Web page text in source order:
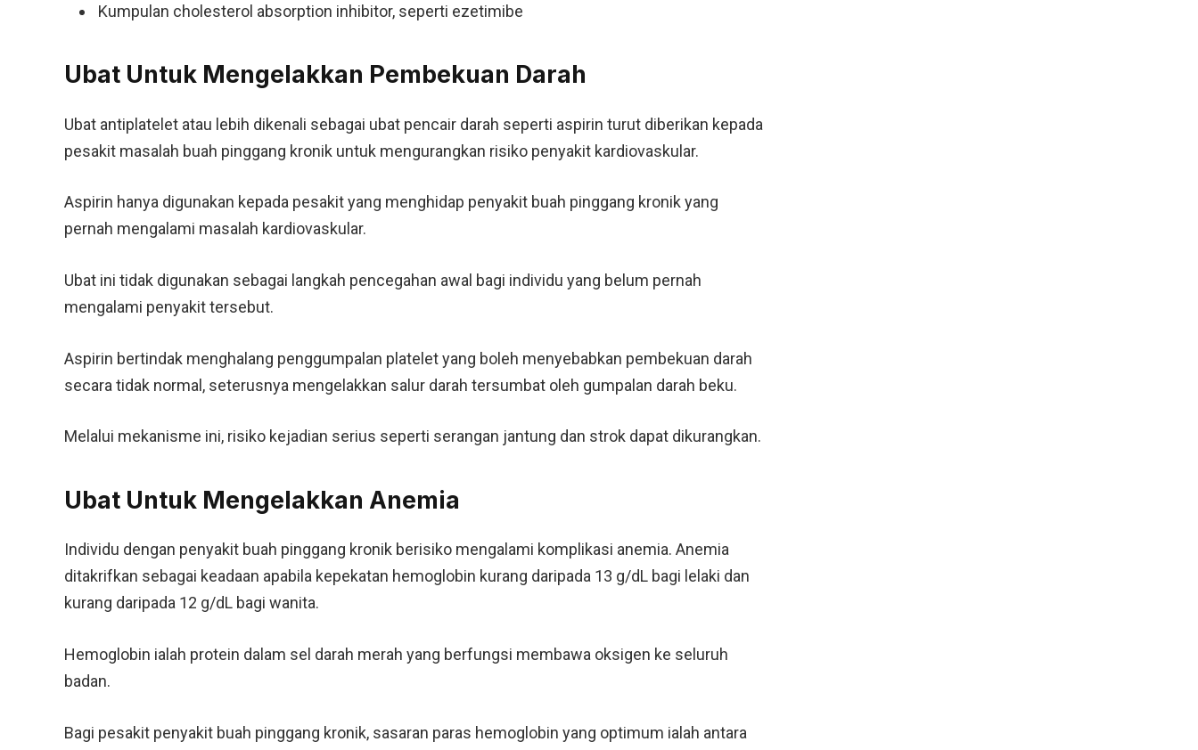
Kumpulan cholesterol absorption inhibitor, seperti ezetimibe
Ubat Untuk Mengelakkan Pembekuan Darah
Ubat antiplatelet atau lebih dikenali sebagai ubat pencair darah seperti aspirin turut diberikan kepada
pesakit masalah buah pinggang kronik untuk mengurangkan risiko penyakit kardiovaskular.
Aspirin hanya digunakan kepada pesakit yang menghidap penyakit buah pinggang kronik yang
pernah mengalami masalah kardiovaskular.
Ubat ini tidak digunakan sebagai langkah pencegahan awal bagi individu yang belum pernah
mengalami penyakit tersebut.
Aspirin bertindak menghalang penggumpalan platelet yang boleh menyebabkan pembekuan darah
secara tidak normal, seterusnya mengelakkan salur darah tersumbat oleh gumpalan darah beku.
Melalui mekanisme ini, risiko kejadian serius seperti serangan jantung dan strok dapat dikurangkan.
Ubat Untuk Mengelakkan Anemia
Individu dengan penyakit buah pinggang kronik berisiko mengalami komplikasi anemia. Anemia
ditakrifkan sebagai keadaan apabila kepekatan hemoglobin kurang daripada 13 g/dL bagi lelaki dan
kurang daripada 12 g/dL bagi wanita.
Hemoglobin ialah protein dalam sel darah merah yang berfungsi membawa oksigen ke seluruh
badan.
Bagi pesakit penyakit buah pinggang kronik, sasaran paras hemoglobin yang optimum ialah antara